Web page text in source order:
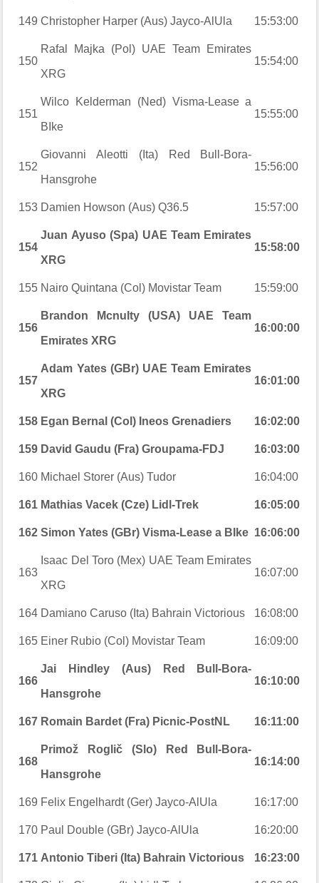
149 Christopher Harper (Aus) Jayco-AlUla 15:53:00
150
Rafal Majka (Pol) UAE Team Emirates
XRG
15:54:00
151
Wilco Kelderman (Ned) Visma-Lease a
BIke
15:55:00
152
Giovanni Aleotti (Ita) Red Bull-Bora-
Hansgrohe
15:56:00
153 Damien Howson (Aus) Q36.5 15:57:00
154
Juan Ayuso (Spa) UAE Team Emirates
XRG
15:58:00
155 Nairo Quintana (Col) Movistar Team 15:59:00
156
Brandon Mcnulty (USA) UAE Team
Emirates XRG
16:00:00
157
Adam Yates (GBr) UAE Team Emirates
XRG
16:01:00
158 Egan Bernal (Col) Ineos Grenadiers 16:02:00
159 David Gaudu (Fra) Groupama-FDJ 16:03:00
160 Michael Storer (Aus) Tudor 16:04:00
161 Mathias Vacek (Cze) Lidl-Trek 16:05:00
162 Simon Yates (GBr) Visma-Lease a BIke 16:06:00
163
Isaac Del Toro (Mex) UAE Team Emirates
XRG
16:07:00
164 Damiano Caruso (Ita) Bahrain Victorious 16:08:00
165 Einer Rubio (Col) Movistar Team 16:09:00
166
Jai Hindley (Aus) Red Bull-Bora-
Hansgrohe
16:10:00
167 Romain Bardet (Fra) Picnic-PostNL 16:11:00
168
Primož Roglič (Slo) Red Bull-Bora-
Hansgrohe
16:14:00
169 Felix Engelhardt (Ger) Jayco-AlUla 16:17:00
170 Paul Double (GBr) Jayco-AlUla 16:20:00
171 Antonio Tiberi (Ita) Bahrain Victorious 16:23:00